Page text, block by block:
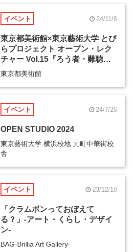
イベント 24/11/8
東京都美術館×東京藝術大学 とび
らプロジェクト オープン・レク
チャー Vol.15『ろう者・難聴
者・聴者がいっしょに
「 」』
東京都美術館
イベント 24/7/26
OPEN STUDIO 2024
東京藝術大学 横浜校地 元町中華街校
舎
イベント 23/12/18
「クラムボンっておぼえて
る？」-アート・くらし・デザイ
ン-
BAG-Brillia Art Gallery-